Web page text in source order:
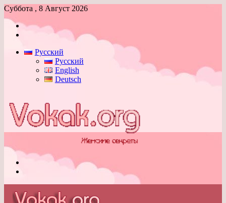
Суббота , 8 Август 2026
Войти
Русский
Русский
English
Deutsch